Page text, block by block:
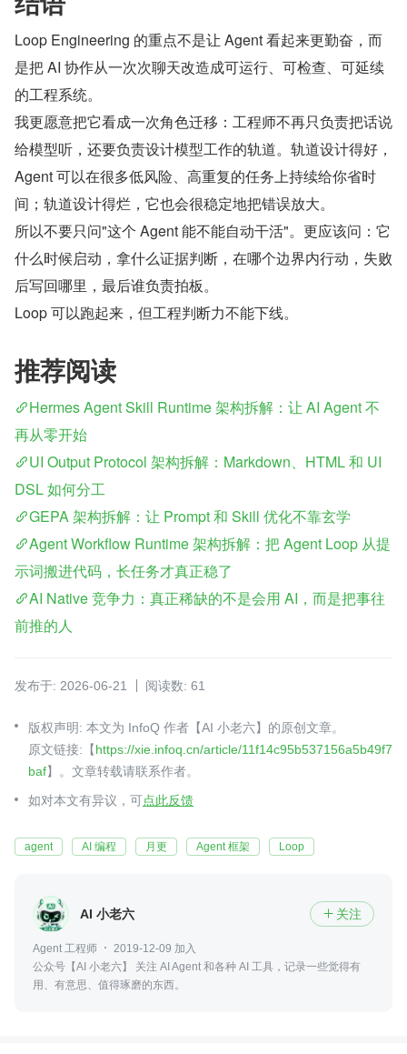
Loop Engineering 的重点不是让 Agent 看起来更勤奋，而
是把 AI 协作从一次次聊天改造成可运行、可检查、可延续
的工程系统。
我更愿意把它看成一次角色迁移：工程师不再只负责把话说
给模型听，还要负责设计模型工作的轨道。轨道设计得好，
Agent 可以在很多低风险、高重复的任务上持续给你省时
间；轨道设计得烂，它也会很稳定地把错误放大。
所以不要只问"这个 Agent 能不能自动干活"。更应该问：它
什么时候启动，拿什么证据判断，在哪个边界内行动，失败
后写回哪里，最后谁负责拍板。
Loop 可以跑起来，但工程判断力不能下线。
推荐阅读
Hermes Agent Skill Runtime 架构拆解：让 AI Agent 不
再从零开始
UI Output Protocol 架构拆解：Markdown、HTML 和 UI
DSL 如何分工
GEPA 架构拆解：让 Prompt 和 Skill 优化不靠玄学
Agent Workflow Runtime 架构拆解：把 Agent Loop 从提
示词搬进代码，长任务才真正稳了
AI Native 竞争力：真正稀缺的不是会用 AI，而是把事往
前推的人
发布于: 2026-06-21 阅读数: 61
版权声明: 本文为 InfoQ 作者【AI 小老六】的原创文章。
原文链接:【https://xie.infoq.cn/article/11f14c95b537156a5b49f7
baf】。文章转载请联系作者。
如对本文有异议，可点此反馈
agent AI 编程 月更 Agent 框架 Loop
AI 小老六  关注
Agent 工程师
2019-12-09 加入
公众号【AI 小老六】 关注 AI Agent 和各种 AI 工具，记录一些觉得有
用、有意思、值得琢磨的东西。